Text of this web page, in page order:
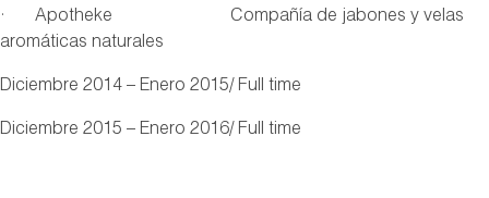
· Apotheke Compañía de jabones y velas
aromáticas naturales
Diciembre 2014 – Enero 2015/ Full time
Diciembre 2015 – Enero 2016/ Full time